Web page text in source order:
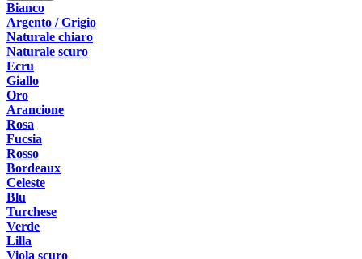
Bianco
Argento / Grigio
Naturale chiaro
Naturale scuro
Ecru
Giallo
Oro
Arancione
Rosa
Fucsia
Rosso
Bordeaux
Celeste
Blu
Turchese
Verde
Lilla
Viola scuro